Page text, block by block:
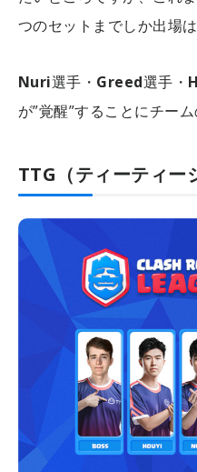
つのセットまでしか出場
Nuri選手・ Greed選手・
が”覚醒”することにチー
TTG（ティーティー